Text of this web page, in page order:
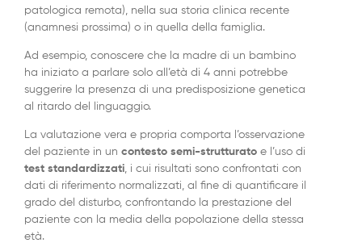
patologica remota), nella sua storia clinica recente
(anamnesi prossima) o in quella della famiglia.
Ad esempio, conoscere che la madre di un bambino
ha iniziato a parlare solo all’età di 4 anni potrebbe
suggerire la presenza di una predisposizione genetica
al ritardo del linguaggio.
La valutazione vera e propria comporta l’osservazione
del paziente in un contesto semi-strutturatoe l’uso di
test standardizzati, i cui risultati sono confrontati con
dati di riferimento normalizzati, al fine di quantificare il
grado del disturbo, confrontando la prestazione del
paziente con la media della popolazione della stessa
età.